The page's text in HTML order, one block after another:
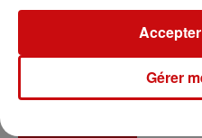
Tarif Gratuit
Gérer